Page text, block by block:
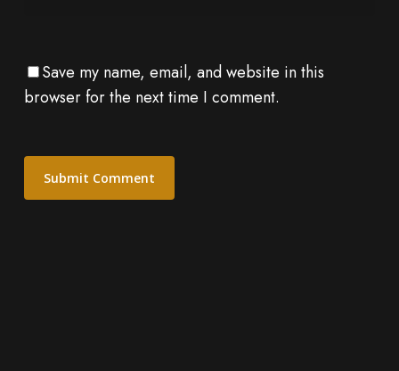
Save my name, email, and website in this
browser for the next time I comment.